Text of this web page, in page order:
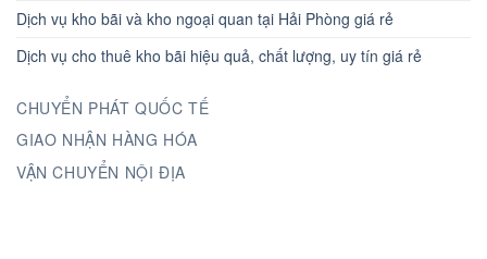
Dịch vụ kho bãi và kho ngoại quan tại Hải Phòng giá rẻ
Dịch vụ cho thuê kho bãi hiệu quả, chất lượng, uy tín giá rẻ
CHUYỂN PHÁT QUỐC TẾ
GIAO NHẬN HÀNG HÓA
VẬN CHUYỂN NỘI ĐỊA